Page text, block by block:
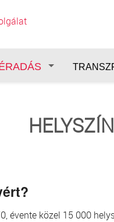
évente közel 15 000